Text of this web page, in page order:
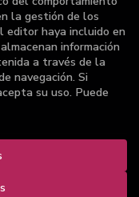
Reservados |
la gestión de los
editor haya incluido en
información
a través de la
navegación. Si
su uso. Puede